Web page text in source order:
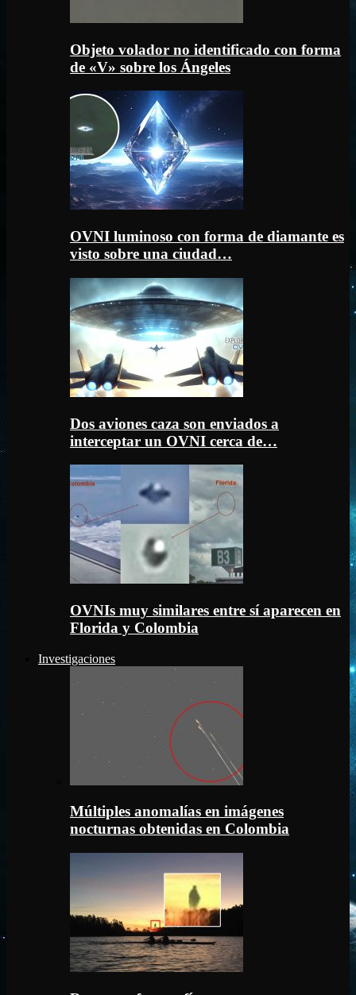
Objeto volador no identificado con forma
de «V» sobre los Ángeles
OVNI luminoso con forma de diamante es
visto sobre una ciudad…
Dos aviones caza son enviados a
interceptar un OVNI cerca de…
OVNIs muy similares entre sí aparecen en
Florida y Colombia
Investigaciones
Múltiples anomalías en imágenes
nocturnas obtenidas en Colombia